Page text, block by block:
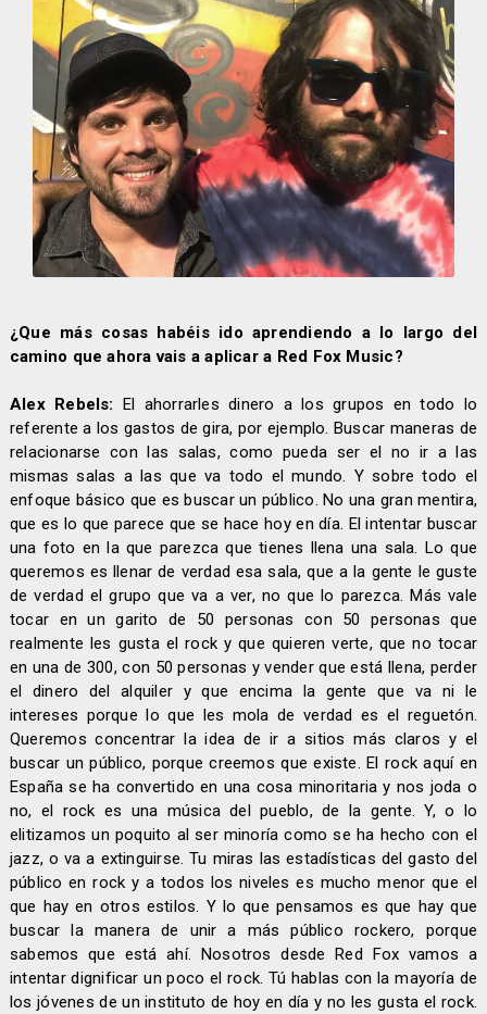
¿Que más cosas habéis ido aprendiendo a lo largo del
camino que ahora vais a aplicar a Red Fox Music?
Alex Rebels: El ahorrarles dinero a los grupos en todo lo
referente a los gastos de gira, por ejemplo. Buscar maneras de
relacionarse con las salas, como pueda ser el no ir a las
mismas salas a las que va todo el mundo. Y sobre todo el
enfoque básico que es buscar un público. No una gran mentira,
que es lo que parece que se hace hoy en día. El intentar buscar
una foto en la que parezca que tienes llena una sala. Lo que
queremos es llenar de verdad esa sala, que a la gente le guste
de verdad el grupo que va a ver, no que lo parezca. Más vale
tocar en un garito de 50 personas con 50 personas que
realmente les gusta el rock y que quieren verte, que no tocar
en una de 300, con 50 personas y vender que está llena, perder
el dinero del alquiler y que encima la gente que va ni le
intereses porque lo que les mola de verdad es el reguetón.
Queremos concentrar la idea de ir a sitios más claros y el
buscar un público, porque creemos que existe. El rock aquí en
España se ha convertido en una cosa minoritaria y nos joda o
no, el rock es una música del pueblo, de la gente. Y, o lo
elitizamos un poquito al ser minoría como se ha hecho con el
jazz, o va a extinguirse. Tu miras las estadísticas del gasto del
público en rock y a todos los niveles es mucho menor que el
que hay en otros estilos. Y lo que pensamos es que hay que
buscar la manera de unir a más público rockero, porque
sabemos que está ahí. Nosotros desde Red Fox vamos a
intentar dignificar un poco el rock. Tú hablas con la mayoría de
los jóvenes de un instituto de hoy en día y no les gusta el rock.